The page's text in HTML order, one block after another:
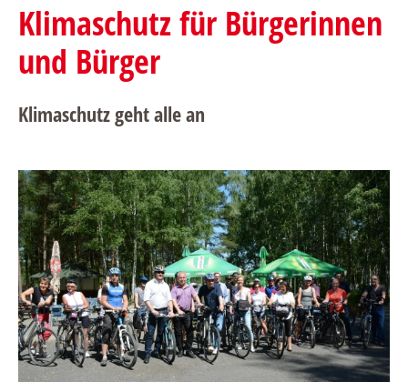
Klimaschutz für Bürgerinnen
und Bürger
Klimaschutz geht alle an